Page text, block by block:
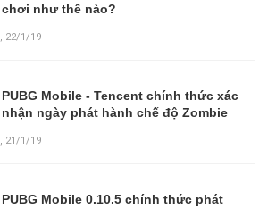
chơi như thế nào?
, 22/1/19
PUBG Mobile - Tencent chính thức xác
nhận ngày phát hành chế độ Zombie
, 21/1/19
PUBG Mobile 0.10.5 chính thức phát